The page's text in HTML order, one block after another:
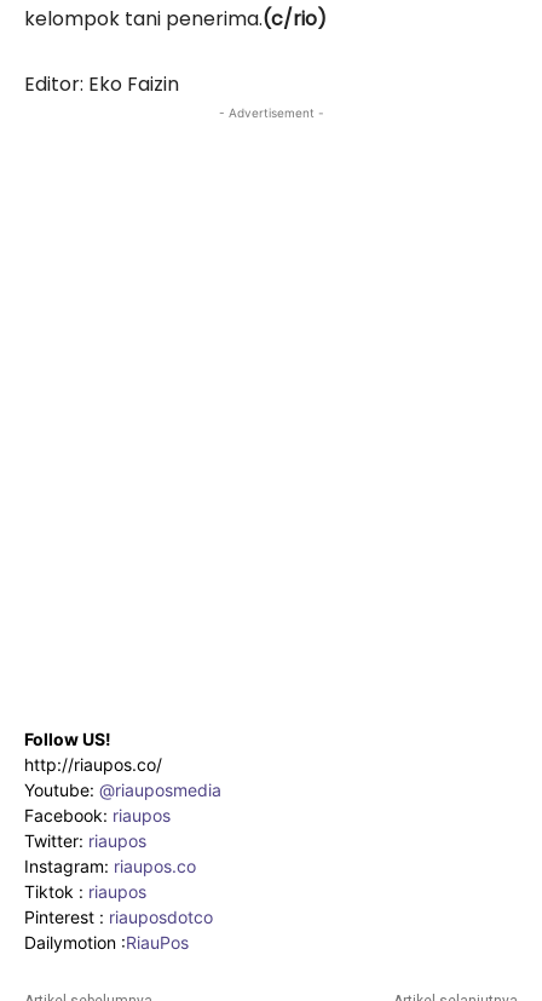
kelompok tani penerima.(c/rio)
Editor: Eko Faizin
- Advertisement -
Follow US!
http://riaupos.co/
Youtube: @riauposmedia
Facebook: riaupos
Twitter: riaupos
Instagram: riaupos.co
Tiktok : riaupos
Pinterest : riauposdotco
Dailymotion :RiauPos